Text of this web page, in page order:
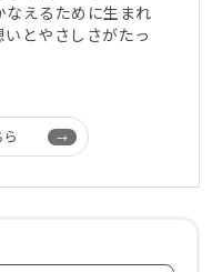
えるために生まれ
とやさしさがたっ